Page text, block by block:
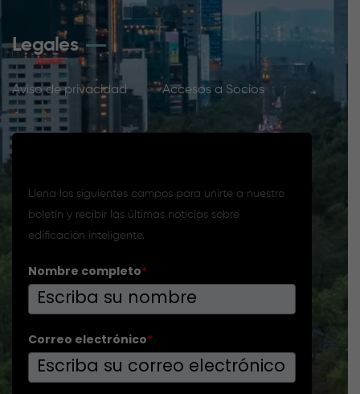
Legales
Aviso de privacidad Accesos a Socios
Llena los siguientes campos para unirte a nuestro
boletín y recibir las últimas noticias sobre
edificación inteligente.
Nombre completo*
Correo electrónico*